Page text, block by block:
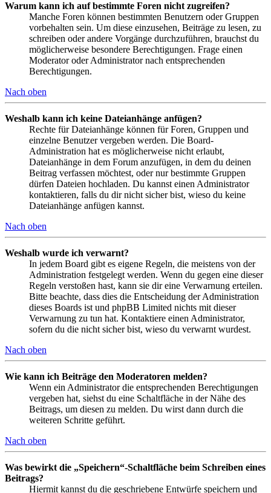
Warum kann ich auf bestimmte Foren nicht zugreifen?
Manche Foren können bestimmten Benutzern oder Gruppen
vorbehalten sein. Um diese einzusehen, Beiträge zu lesen, zu
schreiben oder andere Vorgänge durchzuführen, brauchst du
möglicherweise besondere Berechtigungen. Frage einen
Moderator oder Administrator nach entsprechenden
Berechtigungen.
Nach oben
Weshalb kann ich keine Dateianhänge anfügen?
Rechte für Dateianhänge können für Foren, Gruppen und
einzelne Benutzer vergeben werden. Die Board-
Administration hat es möglicherweise nicht erlaubt,
Dateianhänge in dem Forum anzufügen, in dem du deinen
Beitrag verfassen möchtest, oder nur bestimmte Gruppen
dürfen Dateien hochladen. Du kannst einen Administrator
kontaktieren, falls du dir nicht sicher bist, wieso du keine
Dateianhänge anfügen kannst.
Nach oben
Weshalb wurde ich verwarnt?
In jedem Board gibt es eigene Regeln, die meistens von der
Administration festgelegt werden. Wenn du gegen eine dieser
Regeln verstoßen hast, kann sie dir eine Verwarnung erteilen.
Bitte beachte, dass dies die Entscheidung der Administration
dieses Boards ist und phpBB Limited nichts mit dieser
Verwarnung zu tun hat. Kontaktiere einen Administrator,
sofern du die nicht sicher bist, wieso du verwarnt wurdest.
Nach oben
Wie kann ich Beiträge den Moderatoren melden?
Wenn ein Administrator die entsprechenden Berechtigungen
vergeben hat, siehst du eine Schaltfläche in der Nähe des
Beitrags, um diesen zu melden. Du wirst dann durch die
weiteren Schritte geführt.
Nach oben
Was bewirkt die „Speichern“-Schaltfläche beim Schreiben eines
Beitrags?
Hiermit kannst du die geschriebene Entwürfe speichern und